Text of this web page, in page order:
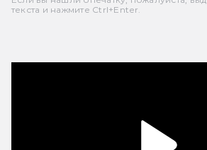
текста и нажмите Ctrl+Enter.